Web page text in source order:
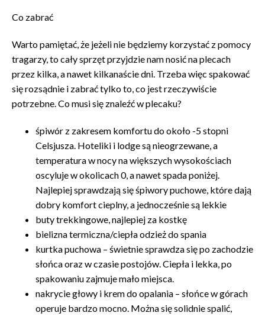
Co zabrać
Warto pamiętać, że jeżeli nie będziemy korzystać z pomocy
tragarzy, to cały sprzęt przyjdzie nam nosić na plecach
przez kilka, a nawet kilkanaście dni. Trzeba więc spakować
się rozsądnie i zabrać tylko to, co jest rzeczywiście
potrzebne. Co musi się znaleźć w plecaku?
śpiwór z zakresem komfortu do około -5 stopni
Celsjusza. Hoteliki i lodge są nieogrzewane, a
temperatura w nocy na większych wysokościach
oscyluje w okolicach 0, a nawet spada poniżej.
Najlepiej sprawdzają się śpiwory puchowe, które dają
dobry komfort cieplny, a jednocześnie są lekkie
buty trekkingowe, najlepiej za kostkę
bielizna termiczna/ciepła odzież do spania
kurtka puchowa – świetnie sprawdza się po zachodzie
słońca oraz w czasie postojów. Ciepła i lekka, po
spakowaniu zajmuje mało miejsca.
nakrycie głowy i krem do opalania – słońce w górach
operuje bardzo mocno. Można się solidnie spalić,